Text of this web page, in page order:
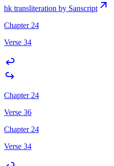
hk transliteration by Sanscript
Chapter 24
Verse 34
Chapter 24
Verse 36
Chapter 24
Verse 34